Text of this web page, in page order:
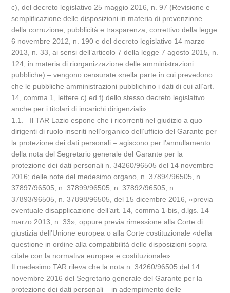
c), del decreto legislativo 25 maggio 2016, n. 97 (Revisione e
semplificazione delle disposizioni in materia di prevenzione
della corruzione, pubblicità e trasparenza, correttivo della legge
6 novembre 2012, n. 190 e del decreto legislativo 14 marzo
2013, n. 33, ai sensi dell’articolo 7 della legge 7 agosto 2015, n.
124, in materia di riorganizzazione delle amministrazioni
pubbliche) – vengono censurate «nella parte in cui prevedono
che le pubbliche amministrazioni pubblichino i dati di cui all’art.
14, comma 1, lettere c) ed f) dello stesso decreto legislativo
anche per i titolari di incarichi dirigenziali».
1.1.– Il TAR Lazio espone che i ricorrenti nel giudizio a quo –
dirigenti di ruolo inseriti nell’organico dell’ufficio del Garante per
la protezione dei dati personali – agiscono per l’annullamento:
della nota del Segretario generale del Garante per la
protezione dei dati personali n. 34260/96505 del 14 novembre
2016; delle note del medesimo organo, n. 37894/96505, n.
37897/96505, n. 37899/96505, n. 37892/96505, n.
37893/96505, n. 37898/96505, del 15 dicembre 2016, «previa
eventuale disapplicazione dell’art. 14, comma 1-bis, d.lgs. 14
marzo 2013, n. 33», oppure previa rimessione alla Corte di
giustizia dell’Unione europea o alla Corte costituzionale «della
questione in ordine alla compatibilità delle disposizioni sopra
citate con la normativa europea e costituzionale».
Il medesimo TAR rileva che la nota n. 34260/96505 del 14
novembre 2016 del Segretario generale del Garante per la
protezione dei dati personali – in adempimento delle